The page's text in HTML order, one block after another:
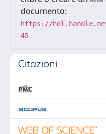
documento:
https://
45
Citazioni